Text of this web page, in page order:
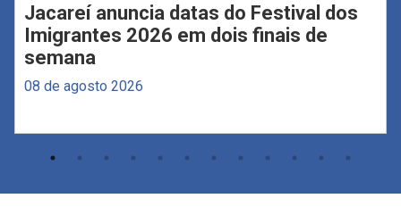
Jacareí anuncia datas do Festival dos
Imigrantes 2026 em dois finais de
semana
08 de agosto 2026